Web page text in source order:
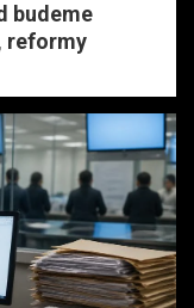
budeme
reformy